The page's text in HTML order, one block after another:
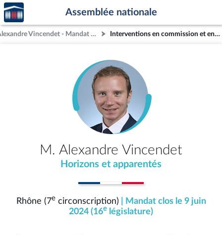
Aller au contenu
Aller en bas de la page
Accèder
à la
page
d'accueil
Assemblée nationale
M. Alexandre Vincendet - Mandat clos - Rhône (7e circonscription) Interventions en commission et en séance (archives)
M. Alexandre Vincendet
Horizons et apparentés
Rhône (7ecirconscription)
| Mandat clos le 9 juin
2024 (16e législature)